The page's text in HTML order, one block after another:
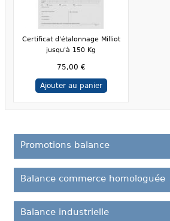
Certificat d'étalonnage Milliot
jusqu'à 150 Kg
75,00 €
Ajouter au panier
Promotions balance
Balance commerce homologuée
Balance industrielle